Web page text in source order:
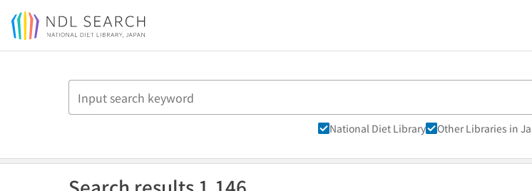
Jump to main content
National Diet Library Other Libraries in